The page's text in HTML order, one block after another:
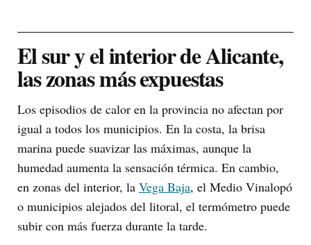
El sur y el interior de Alicante,
las zonas más expuestas
Los episodios de calor en la provincia no afectan por
igual a todos los municipios. En la costa, la brisa
marina puede suavizar las máximas, aunque la
humedad aumenta la sensación térmica. En cambio,
en zonas del interior, la Vega Baja, el Medio Vinalopó
o municipios alejados del litoral, el termómetro puede
subir con más fuerza durante la tarde.